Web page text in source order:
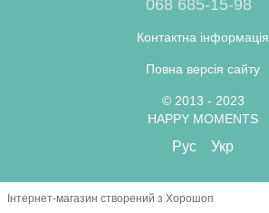
068 685-15-98
Контактна інформація
Повна версія сайту
© 2013 - 2023
HAPPY MOMENTS
Рус Укр
Інтернет-магазин створений з Хорошоп